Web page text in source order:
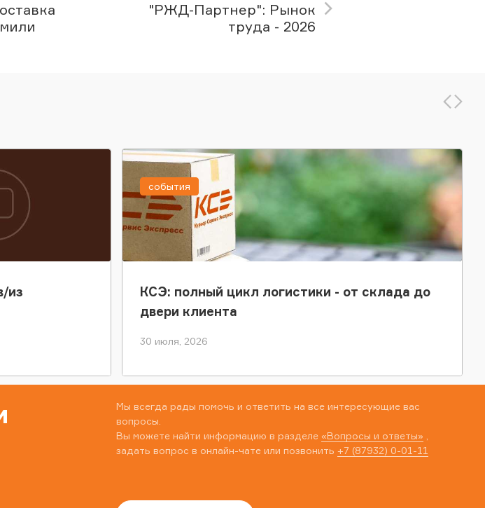
"РЖД-Партнер": Рынок
труда - 2026
из
КСЭ: полный цикл логистики - от склада до
двери клиента
30 июля, 2026
события
Мы всегда рады помочь и ответить на все интересующие вас
вопросы.
Вы можете найти информацию в разделе «Вопросы и ответы»
задать вопрос в онлайн-чате или позвонить +7 (87932) 0-01-11